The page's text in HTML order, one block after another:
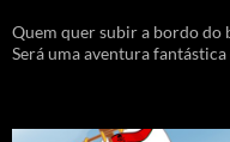
Quem quer subir a bordo do
Será uma aventura